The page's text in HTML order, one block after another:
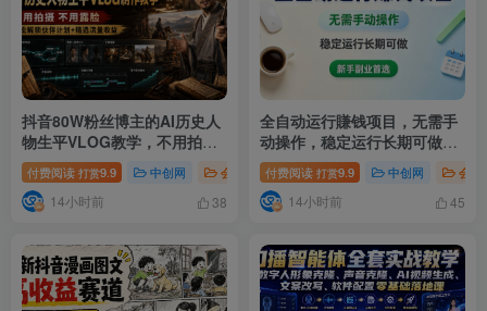
抖音80W粉丝博主的AI历史人
物生平VLOG教学，不用拍摄
不用露脸，AI帮你搞定，轻松
解锁伙伴计划+精选收益
付费阅读 打赏9.9 中创网 会员免费 # 轻松解锁伙伴计划 # 抖音80W粉
14小时前 38
全自动运行賺钱项目，无需手
动操作，稳定运行长期可做，
新手副业首选【揭秘】
付费阅读 打赏9.9 中创网 会员
14小时前 45